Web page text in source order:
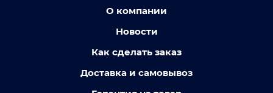
О компании
Новости
Как сделать заказ
Доставка и самовывоз